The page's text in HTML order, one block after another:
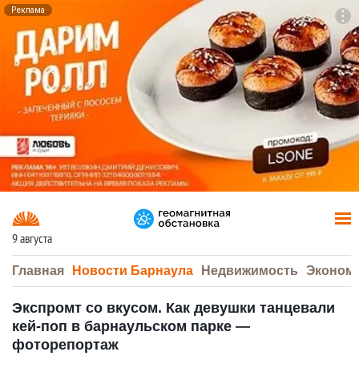
Реклама
9 августа
Главная Новости Барнаула Недвижимость
Экспромт со вкусом. Как девушки танцевали
кей-поп в барнаульском парке —
фоторепортаж